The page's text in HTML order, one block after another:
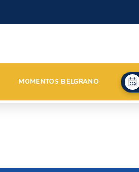
MOMENTOS BELGRANO